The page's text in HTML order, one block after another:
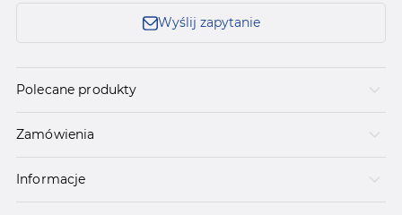
Wyślij zapytanie
Polecane produkty
Zamówienia
Informacje